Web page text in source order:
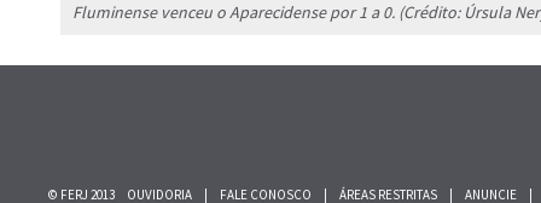
Fluminense venceu o Aparecidense por 1 a 0. (Crédito: Úrsula
© FERJ 2013 OUVIDORIA FALE CONOSCO ÁREAS RESTRITAS ANUNCIE